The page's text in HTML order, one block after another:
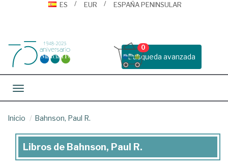
ES
EUR ESPAÑA PENINSULAR
Busqueda avanzada
0
Toggle navigation
Inicio Bahnson, Paul R.
Libros
Libros de Bahnson, Paul R.